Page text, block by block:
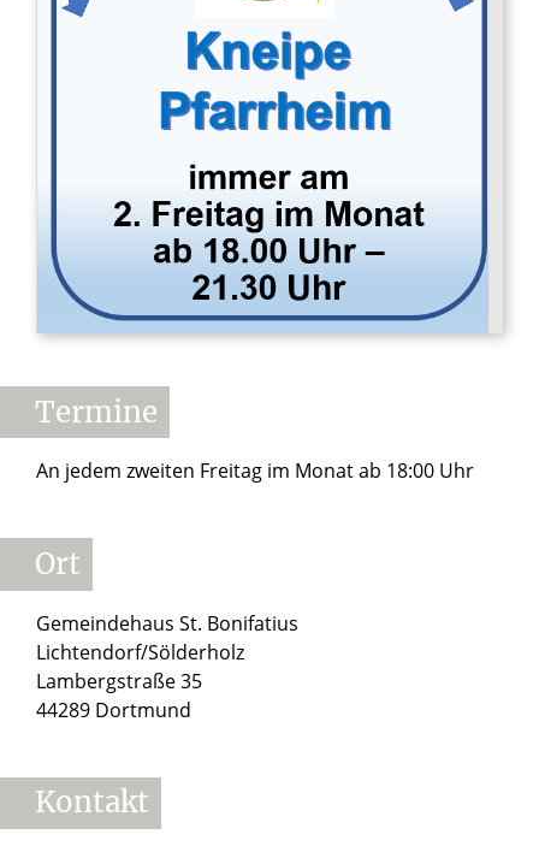
Termine
An jedem zweiten Freitag im Monat ab 18:00 Uhr
Ort
Gemeindehaus St. Bonifatius
Lichtendorf/Sölderholz
Lambergstraße 35
44289 Dortmund
Kontakt